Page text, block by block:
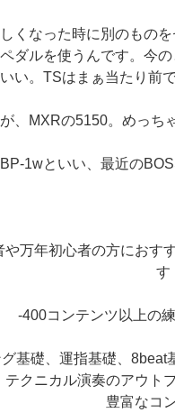
くなった時に別のもの
ダルを使うんです。今
い。TSはまぁ当たり前
、MXRの5150。めっち
1wといい、最近の
や万年初心者の方におす
す
-400コンテンツ以上の
グ基礎、運指基礎、
テクニカル演奏のアウト
豊富なコ